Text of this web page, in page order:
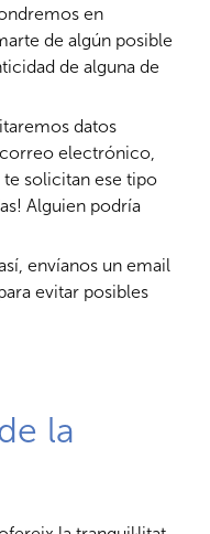
en
de algún posible
de alguna de
datos
electrónico,
te solicitan ese tipo
Alguien podría
envíanos un email
evitar posibles
la